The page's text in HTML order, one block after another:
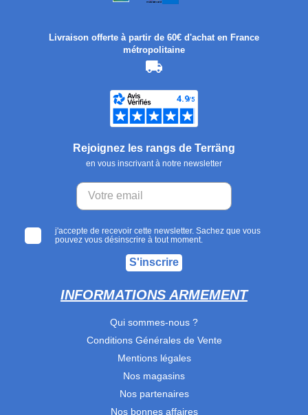
Livraison offerte à partir de 60€ d'achat en France
métropolitaine
Rejoignez les rangs de Terräng
en vous inscrivant à notre newsletter
j'accepte de recevoir cette newsletter. Sachez que vous
pouvez vous désinscrire à tout moment.
S'inscrire
INFORMATIONS ARMEMENT
Qui sommes-nous ?
Conditions Générales de Vente
Mentions légales
Nos magasins
Nos partenaires
Nos bonnes affaires